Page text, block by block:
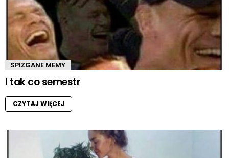
SPIZGANE MEMY
I tak co semestr
CZYTAJ WIĘCEJ